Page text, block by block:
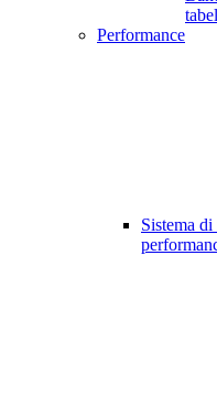
Performance
Sistema